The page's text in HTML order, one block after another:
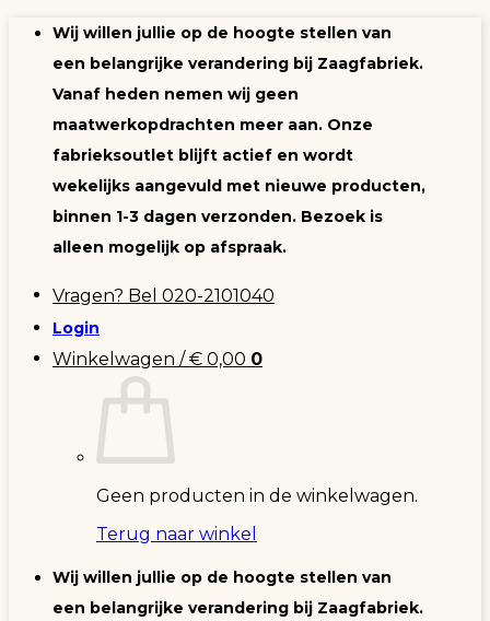
inhoud
Wij willen jullie op de hoogte stellen van
een belangrijke verandering bij Zaagfabriek.
Vanaf heden nemen wij geen
maatwerkopdrachten meer aan. Onze
fabrieksoutlet blijft actief en wordt
wekelijks aangevuld met nieuwe producten,
binnen 1-3 dagen verzonden. Bezoek is
alleen mogelijk op afspraak.
Vragen? Bel 020-2101040
Login
Winkelwagen /€ 0,00 0
Geen producten in de winkelwagen.
Terug naar winkel
Wij willen jullie op de hoogte stellen van
een belangrijke verandering bij Zaagfabriek.